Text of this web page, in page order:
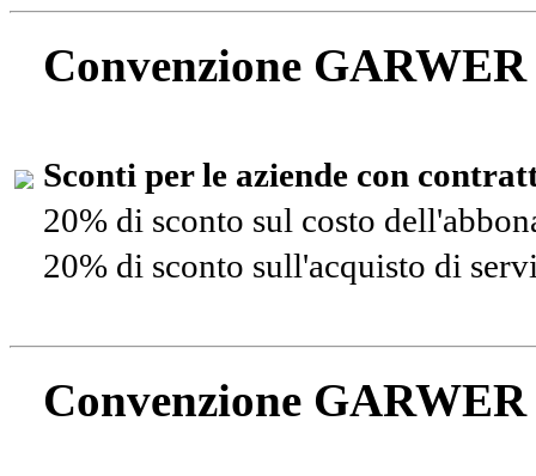
Convenzione
Sconti per le aziende con
20% di sconto sul costo
20% di sconto sull'acquisto di
Convenzione